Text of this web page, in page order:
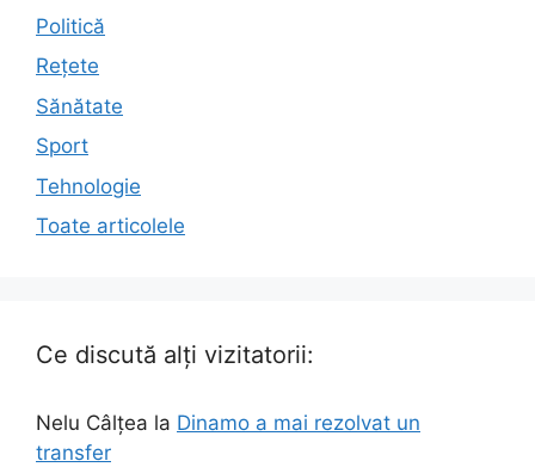
Politică
Rețete
Sănătate
Sport
Tehnologie
Toate articolele
Ce discută alți vizitatorii:
Nelu Câlțea la Dinamo a mai rezolvat un
transfer